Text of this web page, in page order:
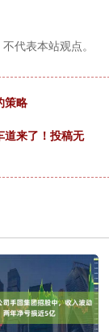
代表本站观点。
策略
道来了！投稿无